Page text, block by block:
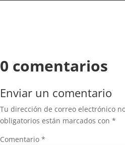
0 comentarios
Enviar un comentario
Tu dirección de correo electrónico
obligatorios están marcados con *
Comentario *